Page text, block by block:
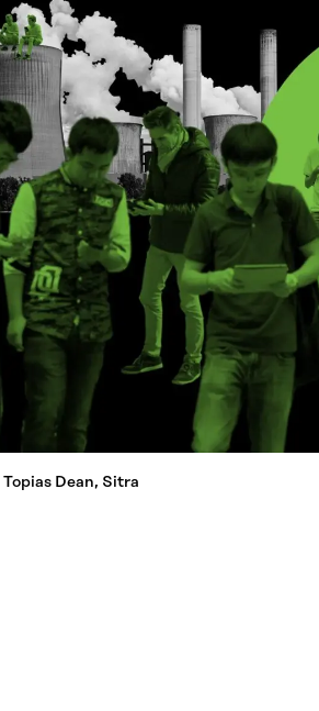
Topias Dean, Sitra